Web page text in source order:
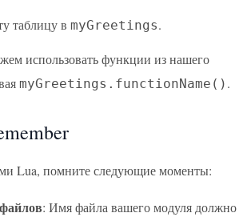
таблицу в myGreetings.
использовать функции из нашего
myGreetings.functionName() .
Lua, помните следующие моменты:
: Имя файла вашего модуля должно